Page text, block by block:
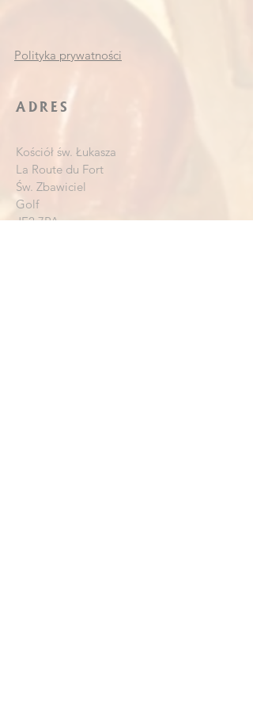
Polityka prywatności
ADRES
Kościół św. Łukasza
La Route du Fort
Św. Zbawiciel
Golf
JE2 7PA